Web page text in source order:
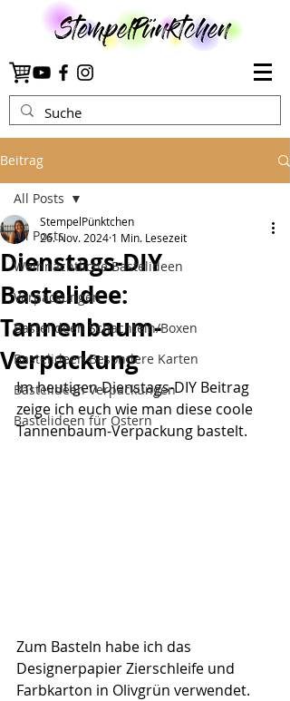
Beitrag
All Posts
Weihnachtliche Bastelideen
Verpackungen
Bastelideen Schachteln/Boxen
Bastelideen Besondere Karten
Bastelideen Verpackungen
Bastelideen für Ostern
All Posts
Dienstags-DIY
Bastelidee:
Tannenbaum-
Verpackung
StempelPünktchen
26. Nov. 2024 1 Min. Lesezeit
Im heutigen Dienstags-DIY Beitrag
zeige ich euch wie man diese coole
Tannenbaum-Verpackung bastelt.
Zum Basteln habe ich das
Designerpapier Zierschleife und
Farbkarton in Olivgrün verwendet.